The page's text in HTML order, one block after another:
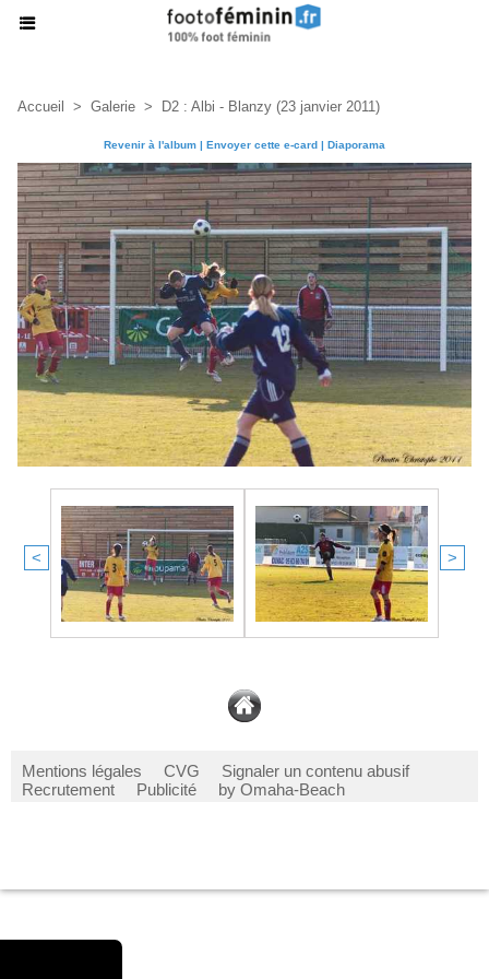
Accueil > Galerie > D2 : Albi - Blanzy (23 janvier 2011)
Revenir à l'album | Envoyer cette e-card | Diaporama
< >
Mentions légales CVG
Signaler un contenu abusif
Recrutement
Publicité by Omaha-Beach